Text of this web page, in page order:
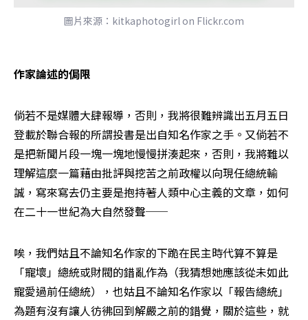
圖片來源：kitkaphotogirl on Flickr.com
作家論述的侷限
倘若不是媒體大肆報導，否則，我將很難辨識出五月五日
登載於聯合報的所謂投書是出自知名作家之手。又倘若不
是把新聞片段一塊一塊地慢慢拼湊起來，否則，我將難以
理解這麼一篇藉由批評與挖苦之前政權以向現任總統輸
誠，寫來寫去仍主要是抱持著人類中心主義的文章，如何
在二十一世紀為大自然發聲──
唉，我們姑且不論知名作家的下跪在民主時代算不算是
「寵壞」總統或財閥的錯亂作為（我猜想她應該從未如此
寵愛過前任總統），也姑且不論知名作家以「報告總統」
為題有沒有讓人彷彿回到解嚴之前的錯覺，關於這些，就